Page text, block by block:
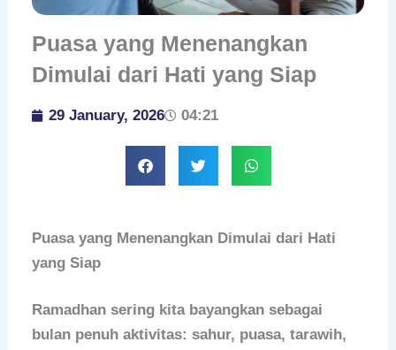
Puasa yang Menenangkan
Dimulai dari Hati yang Siap
29 January, 2026 04:21
Puasa yang Menenangkan Dimulai dari Hati
yang Siap
Ramadhan sering kita bayangkan sebagai
bulan penuh aktivitas: sahur, puasa, tarawih,